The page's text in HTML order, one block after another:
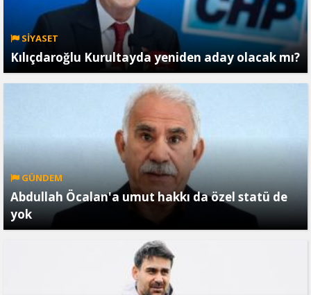
SİYASET
Kılıçdaroğlu Kurultayda yeniden aday olacak mı?
GÜNDEM
Abdullah Öcalan'a umut hakkı da özel statü de
yok